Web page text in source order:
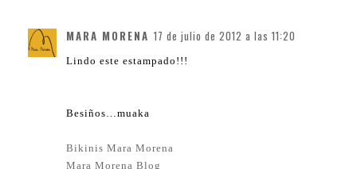
MARA MORENA 17 de julio de 2012 a las 11:20
Lindo este estampado!!!
Besiños…muaka
Bikinis Mara Morena
Mara Morena Blog